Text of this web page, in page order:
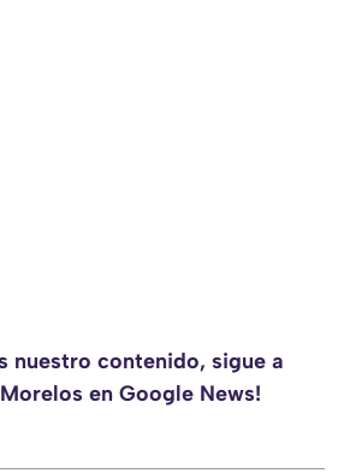
nuestro contenido, sigue a
en Google News!